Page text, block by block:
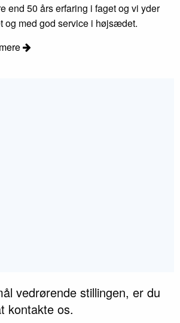
end 50 års erfaring i faget og vi yder
og med god service i højsædet.
vedrørende stillingen, er du
kontakte os.